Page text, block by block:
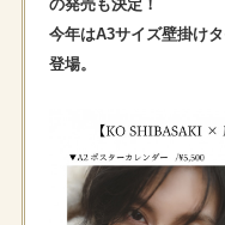
の発売も決定！
今年はA3サイズ壁掛け
登場。